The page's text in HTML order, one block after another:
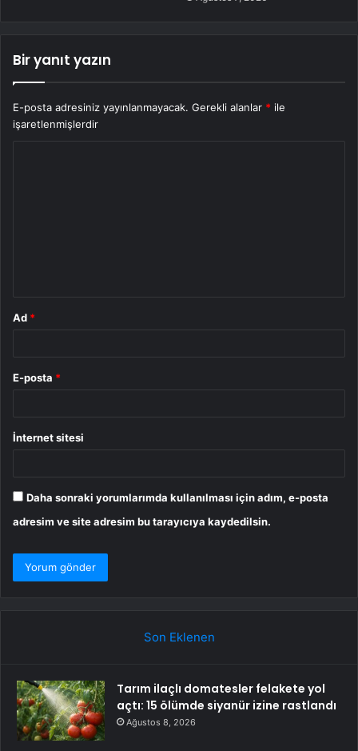
Bir yanıt yazın
E-posta adresiniz yayınlanmayacak. Gerekli alanlar * ile
işaretlenmişlerdir
Ad *
E-posta *
İnternet sitesi
Daha sonraki yorumlarımda kullanılması için adım, e-posta
adresim ve site adresim bu tarayıcıya kaydedilsin.
Son Eklenen
Tarım ilaçlı domatesler felakete yol
açtı: 15 ölümde siyanür izine rastlandı
Ağustos 8, 2026